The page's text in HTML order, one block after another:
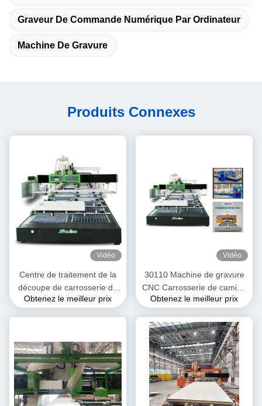
Graveur De Commande Numérique Par Ordinateur
Machine De Gravure
Produits Connexes
Vidéo
Centre de traitement de la
découpe de carrosserie de
véhicule automobile pour
Obtenez le meilleur prix
Vidéo
30110 Machine de gravure
CNC Carrosserie de camion
réfrigérée Carrosserie de
Obtenez le meilleur prix